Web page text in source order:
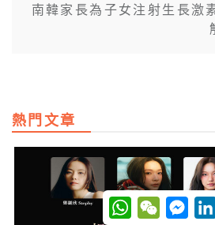
南韓家長為子女注射生長激
熱門文章
W
h
W
e
M
e